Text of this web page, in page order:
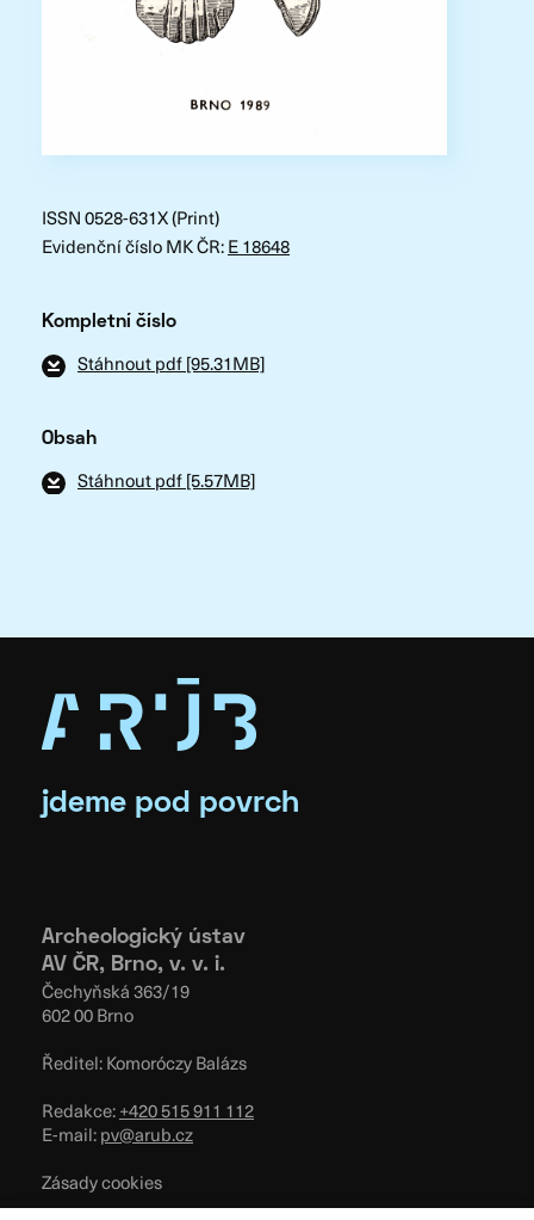
ISSN 0528-631X (Print)
Evidenční číslo MK ČR:E 18648
Kompletní číslo
Stáhnout pdf [95.31MB]
Obsah
Stáhnout pdf [5.57MB]
jdeme pod povrch
Archeologický ústav
AV ČR, Brno, v. v. i.
Čechyňská 363/19
602 00 Brno
Ředitel: Komoróczy Balázs
Redakce:+420 515 911 112
E-mail:pv@arub.cz
Zásady cookies